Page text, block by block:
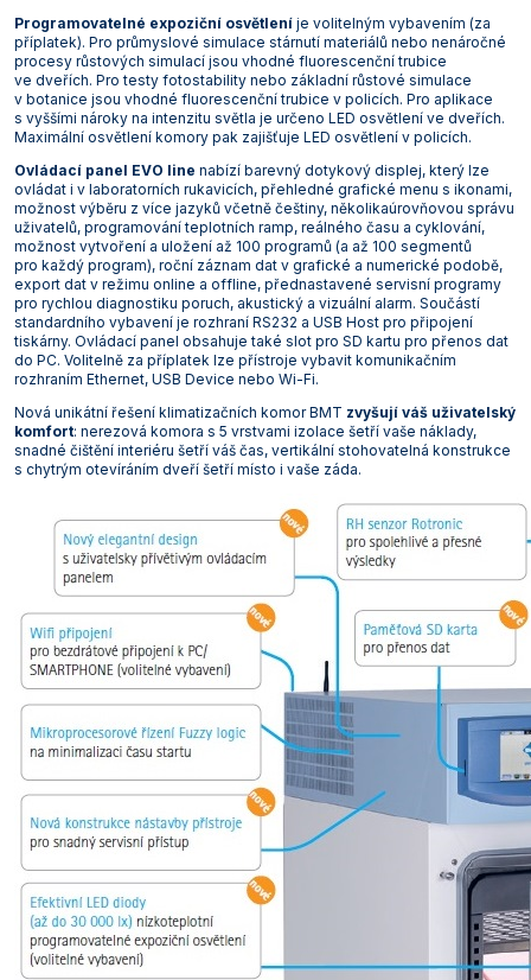
Programovatelné expoziční osvětlení je volitelným vybavením (za
příplatek). Pro průmyslové simulace stárnutí materiálů nebo nenáročné
procesy růstových simulací jsou vhodné fluorescenční trubice
ve dveřích. Pro testy fotostability nebo základní růstové simulace
v botanice jsou vhodné fluorescenční trubice v policích. Pro aplikace
s vyššími nároky na intenzitu světla je určeno LED osvětlení ve dveřích.
Maximální osvětlení komory pak zajišťuje LED osvětlení v policích.
Ovládací panel EVO line nabízí barevný dotykový displej, který lze
ovládat i v laboratorních rukavicích, přehledné grafické menu s ikonami,
možnost výběru z více jazyků včetně češtiny, několikaúrovňovou správu
uživatelů, programování teplotních ramp, reálného času a cyklování,
možnost vytvoření a uložení až 100 programů (a až 100 segmentů
pro každý program), roční záznam dat v grafické a numerické podobě,
export dat v režimu online a offline, přednastavené servisní programy
pro rychlou diagnostiku poruch, akustický a vizuální alarm. Součástí
standardního vybavení je rozhraní RS232 a USB Host pro připojení
tiskárny. Ovládací panel obsahuje také slot pro SD kartu pro přenos dat
do PC. Volitelně za příplatek lze přístroje vybavit komunikačním
rozhraním Ethernet, USB Device nebo Wi-Fi.
Nová unikátní řešení klimatizačních komor BMT zvyšují váš uživatelský
komfort: nerezová komora s 5 vrstvami izolace šetří vaše náklady,
snadné čištění interiéru šetří váš čas, vertikální stohovatelná konstrukce
s chytrým otevíráním dveří šetří místo i vaše záda.